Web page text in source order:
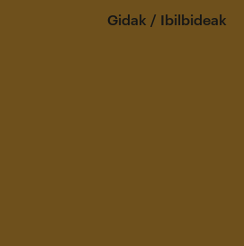
Gidak / Ibilbideak